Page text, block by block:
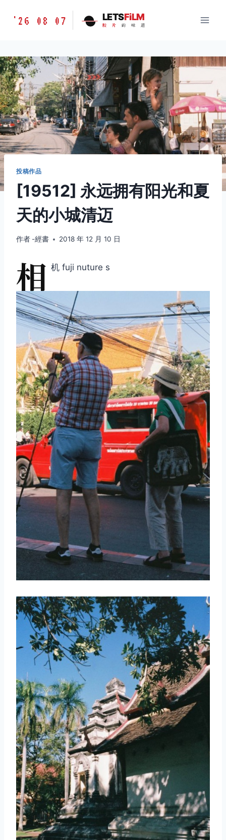
胶
味
道
LETSFILM
'26 08 07 LETSFiLM
胶 片 的 味 道
投稿作品
[19512] 永远拥有阳光和夏
天的小城清迈
作者 -經書 2018 年 12 月 10 日
相 机 fuji nuture s